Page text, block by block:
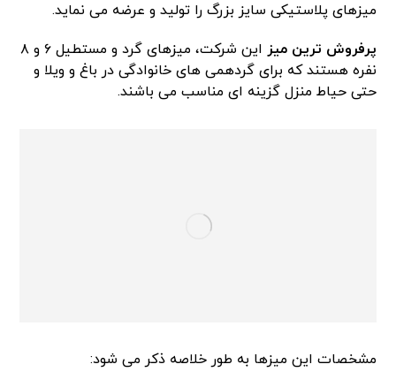
میزهای پلاستیکی سایز بزرگ را تولید و عرضه می نماید.
پرفروش ترین میز
این شرکت، میزهای گرد و مستطیل ۶ و ۸
نفره هستند که برای گردهمی های خانوادگی در باغ و ویلا و
حتی حیاط منزل گزینه ای مناسب می باشند.
مشخصات این میزها به طور خلاصه ذکر می شود: